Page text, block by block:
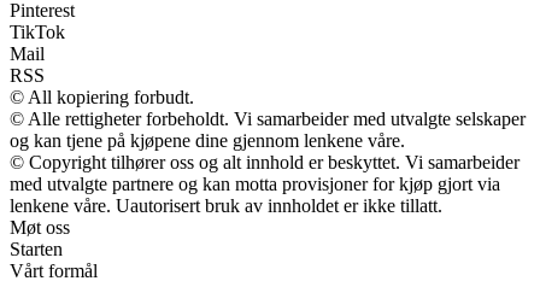
Pinterest
TikTok
Mail
RSS
© All kopiering forbudt.
© Alle rettigheter forbeholdt. Vi samarbeider med utvalgte selskaper
og kan tjene på kjøpene dine gjennom lenkene våre.
© Copyright tilhører oss og alt innhold er beskyttet. Vi samarbeider
med utvalgte partnere og kan motta provisjoner for kjøp gjort via
lenkene våre. Uautorisert bruk av innholdet er ikke tillatt.
Møt oss
Starten
Vårt formål